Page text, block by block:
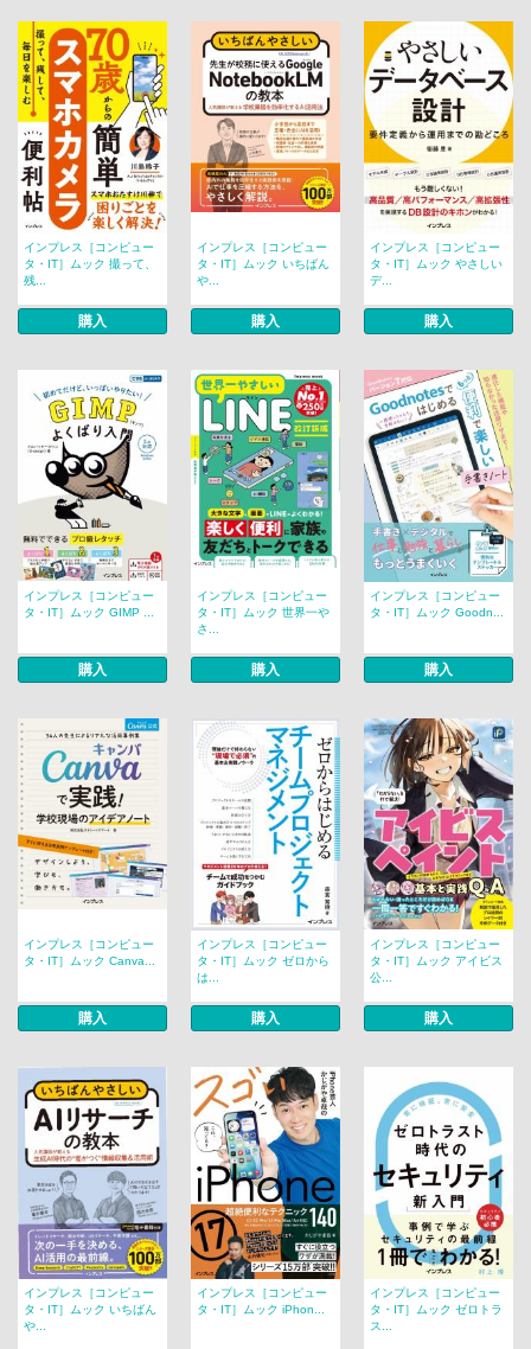
インプレス［コンピュー
タ・IT］ムック 撮って、
残...
購入
インプレス［コンピュー
タ・IT］ムック いちばん
や...
購入
インプレス［コンピュー
タ・IT］ムック やさしい
デ...
購入
インプレス［コンピュー
タ・IT］ムック GIMP ...
購入
インプレス［コンピュー
タ・IT］ムック 世界一や
さ...
購入
インプレス［コンピュー
タ・IT］ムック Goodn...
購入
インプレス［コンピュー
タ・IT］ムック Canva...
購入
インプレス［コンピュー
タ・IT］ムック ゼロから
は...
購入
インプレス［コンピュー
タ・IT］ムック アイビス
公...
購入
インプレス［コンピュー
タ・IT］ムック いちばん
や...
インプレス［コンピュー
タ・IT］ムック iPhon...
インプレス［コンピュー
タ・IT］ムック ゼロトラ
ス...